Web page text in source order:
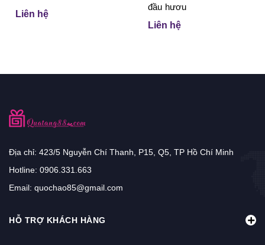
Liên hệ
đầu hươu
Liên hệ
Địa chỉ: 423/5 Nguyễn Chí Thanh, P15, Q5, TP Hồ Chí Minh
Hotline: 0906.331.663
Email: quochao85@gmail.com
HỖ TRỢ KHÁCH HÀNG